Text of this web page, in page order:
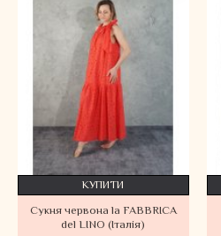
Сукня червона la FABBRICA
del LINO (Італія)
КУПИТИ